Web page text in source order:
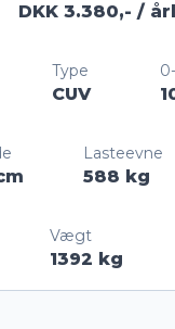
DKK 3.380,- /
Type
CUV
Lasteevne
588 kg
Vægt
1392 kg